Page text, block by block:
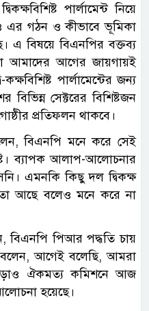
পার্লামেন্ট নিয়ে
গঠন ও কীভাবে ভূমিকা
এ বিষয়ে বিএনপির বক্তব্য
আমাদের আগের জায়গায়ই
পার্লামেন্টের জন্য
বিভিন্ন সেক্টরের বিশিষ্টজন
প্রতিফলন থাকবে।
বিএনপি মনে করে সেই
ব্যাপক আলাপ-আলোচনার
এমনকি কিছু দল দ্বিকক্ষ
আছে বলেও মনে করে না
বিএনপি পিআর পদ্ধতি চায়
বলেন, আগেই বলেছি, আমরা
ঐকমত্য কমিশনে আজ
হয়েছে।